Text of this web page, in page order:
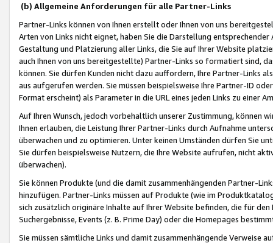
(b) Allgemeine Anforderungen für alle Partner-Links
Partner-Links können von Ihnen erstellt oder Ihnen von uns
Arten von Links nicht eignet, haben Sie die Darstellung
Gestaltung und Platzierung aller Links, die Sie auf Ihrer Website
auch Ihnen von uns bereitgestellte) Partner-Links so formatiert sind,
können. Sie dürfen Kunden nicht dazu auffordern, Ihre Partner-Links
aus aufgerufen werden. Sie müssen beispielsweise Ihre Partner-ID
Format erscheint) als Parameter in die URL eines jeden Links zu einer
Auf Ihren Wunsch, jedoch vorbehaltlich unserer Zustimmung, können
Ihnen erlauben, die Leistung Ihrer Partner-Links durch Aufnahme
überwachen und zu optimieren. Unter keinen Umständen dürfen Sie
Sie dürfen beispielsweise Nutzern, die Ihre Website aufrufen, nicht
überwachen).
Sie können Produkte (und die damit zusammenhängenden Partner-
hinzufügen. Partner-Links müssen auf Produkte (wie im
sich zusätzlich originäre Inhalte auf Ihrer Website befinden, die für
Suchergebnisse, Events (z. B. Prime Day) oder die Homepages
Sie müssen sämtliche Links und damit zusammenhängende